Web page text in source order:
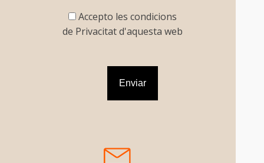
Accepto les condicions
de Privacitat d'aquesta web